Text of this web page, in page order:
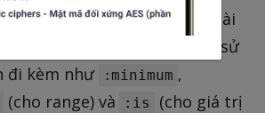
việc validation cho độ dài
của thuộc tính. Bạn có thể sử
đi kèm như
:minimum ,
(cho range) và :is
(cho giá trị